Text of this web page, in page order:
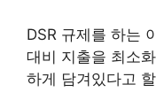
DSR 규제를 하는
대비 지출을 최소
하게 담겨있다고